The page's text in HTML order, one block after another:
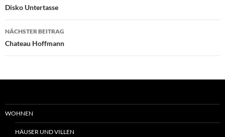
Navigation
Disko Untertasse
NÄCHSTER BEITRAG
Chateau Hoffmann
WOHNEN
HÄUSER UND VILLEN